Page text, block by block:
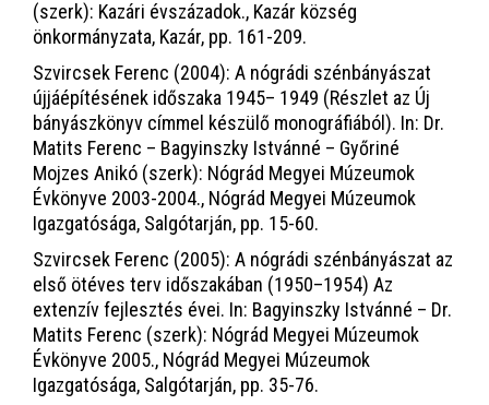
(szerk): Kazári évszázadok., Kazár község
önkormányzata, Kazár, pp. 161-209.
Szvircsek Ferenc (2004): A nógrádi szénbányászat
újjáépítésének időszaka 1945– 1949 (Részlet az Új
bányászkönyv címmel készülő monográfiából). In: Dr.
Matits Ferenc – Bagyinszky Istvánné – Győriné
Mojzes Anikó (szerk): Nógrád Megyei Múzeumok
Évkönyve 2003-2004., Nógrád Megyei Múzeumok
Igazgatósága, Salgótarján, pp. 15-60.
Szvircsek Ferenc (2005): A nógrádi szénbányászat az
első ötéves terv időszakában (1950–1954) Az
extenzív fejlesztés évei. In: Bagyinszky Istvánné – Dr.
Matits Ferenc (szerk): Nógrád Megyei Múzeumok
Évkönyve 2005., Nógrád Megyei Múzeumok
Igazgatósága, Salgótarján, pp. 35-76.